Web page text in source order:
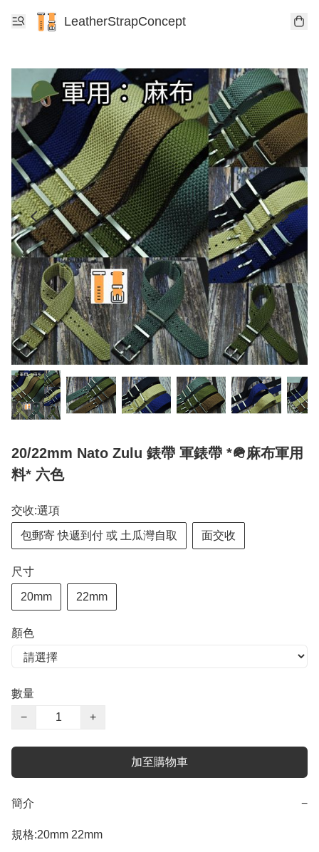
LeatherStrapConcept
20/22mm Nato Zulu 錶帶 軍錶帶 *🪖麻布軍用
料* 六色
交收:選項
包郵寄 快遞到付 或 土瓜灣自取 面交收
尺寸
20mm 22mm
顏色
數量
−
+
加至購物車
簡介 −
規格:20mm 22mm